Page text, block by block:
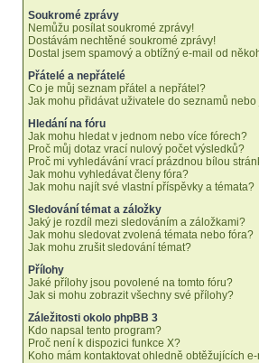
Soukromé zprávy
Nemůžu posílat soukromé zprávy!
Dostávám nechtěné soukromé zprávy!
Dostal jsem spamový a obtížný e-mail od
Přátelé a nepřátelé
Co je můj seznam přátel a nepřátel?
Jak mohu přidávat uživatele do seznamů
Hledání na fóru
Jak mohu hledat v jednom nebo více fórech?
Proč můj dotaz vrací nulový počet výsledků?
Proč mi vyhledávání vrací prázdnou bílou
Jak mohu vyhledávat členy fóra?
Jak mohu najít své vlastní příspěvky a témata?
Sledování témat a záložky
Jaký je rozdíl mezi sledováním a záložkami?
Jak mohu sledovat zvolená témata nebo fóra?
Jak mohu zrušit sledování témat?
Přílohy
Jaké přílohy jsou povolené na tomto fóru?
Jak si mohu zobrazit všechny své přílohy?
Záležitosti okolo phpBB 3
Kdo napsal tento program?
Proč není k dispozici funkce X?
Koho mám kontaktovat ohledně obtěžujících